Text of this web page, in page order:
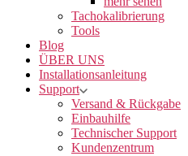
Tachokalibrierung
Tools
Blog
ÜBER UNS
Installationsanleitung
Support
Versand & Rückgabe
Einbauhilfe
Technischer Support
Kundenzentrum